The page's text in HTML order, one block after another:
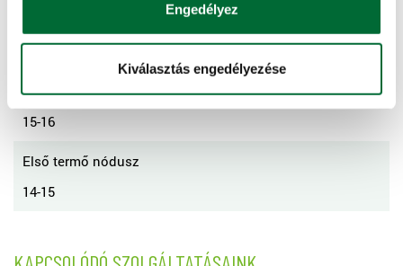
Engedélyez
Kiválasztás engedélyezése
Átlagos szárhosszúság
65-70
Első termő nódusz
15-16
Első termő nódusz
14-15